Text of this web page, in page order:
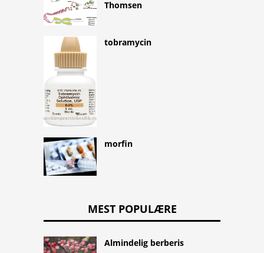
Thomsen
tobramycin
morfin
MEST POPULÆRE
Almindelig berberis